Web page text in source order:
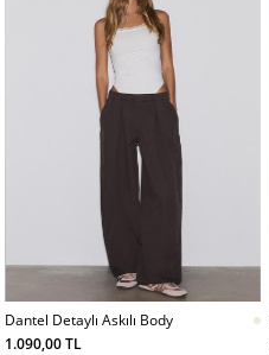
Dantel Detaylı Askılı Body
1.090,00 TL